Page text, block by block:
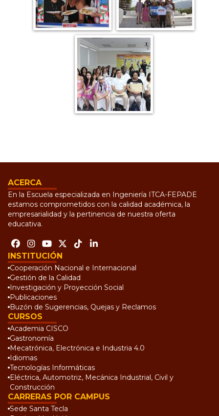
ACERCA
En la Escuela especializada en Ingeniería ITCA-FEPADE
estamos comprometidos con la calidad académica, la
empresarialidad y la pertinencia de nuestra oferta
educativa.
INSTITUCIÓN
Cooperación Nacional e Internacional
Gestión de la Calidad
Investigación y Proyección Social
Publicaciones
Buzón de Sugerencias, Quejas y Reclamos
CURSOS
Academia CISCO
Gastronomía
Mecatrónica, Electrónica e Industria 4.0
Idiomas
Tecnologías Informáticas
Eléctrica, Automotriz, Mecánica Industrial, Civil y
Construcción
CARRERAS POR CAMPUS
Sede Santa Tecla